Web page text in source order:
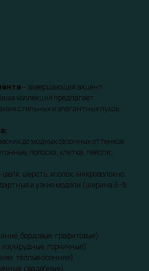
– завершающий акцент
коллекция предлагает
стильных и элегантных луков.
до модных сезонных оттенков
полоска, клетка, пейсли,
шелк, шерсть, хлопок, микроволокно
и узкие модели (ширина 6-8
бордовые, графитовые)
изумрудные, горчичные)
теплые осенние)
свадебные)